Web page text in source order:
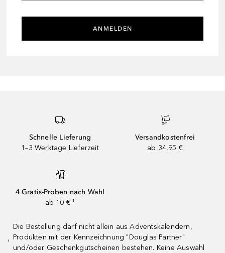
ANMELDEN
Schnelle Lieferung
1–3 Werktage Lieferzeit
Versandkostenfrei
ab 34,95 €
4 Gratis-Proben nach Wahl
ab 10 € ¹
¹
Die Bestellung darf nicht allein aus Adventskalendern,
Produkten mit der Kennzeichnung "Douglas Partner"
und/oder Geschenkgutscheinen bestehen. Keine Auswahl